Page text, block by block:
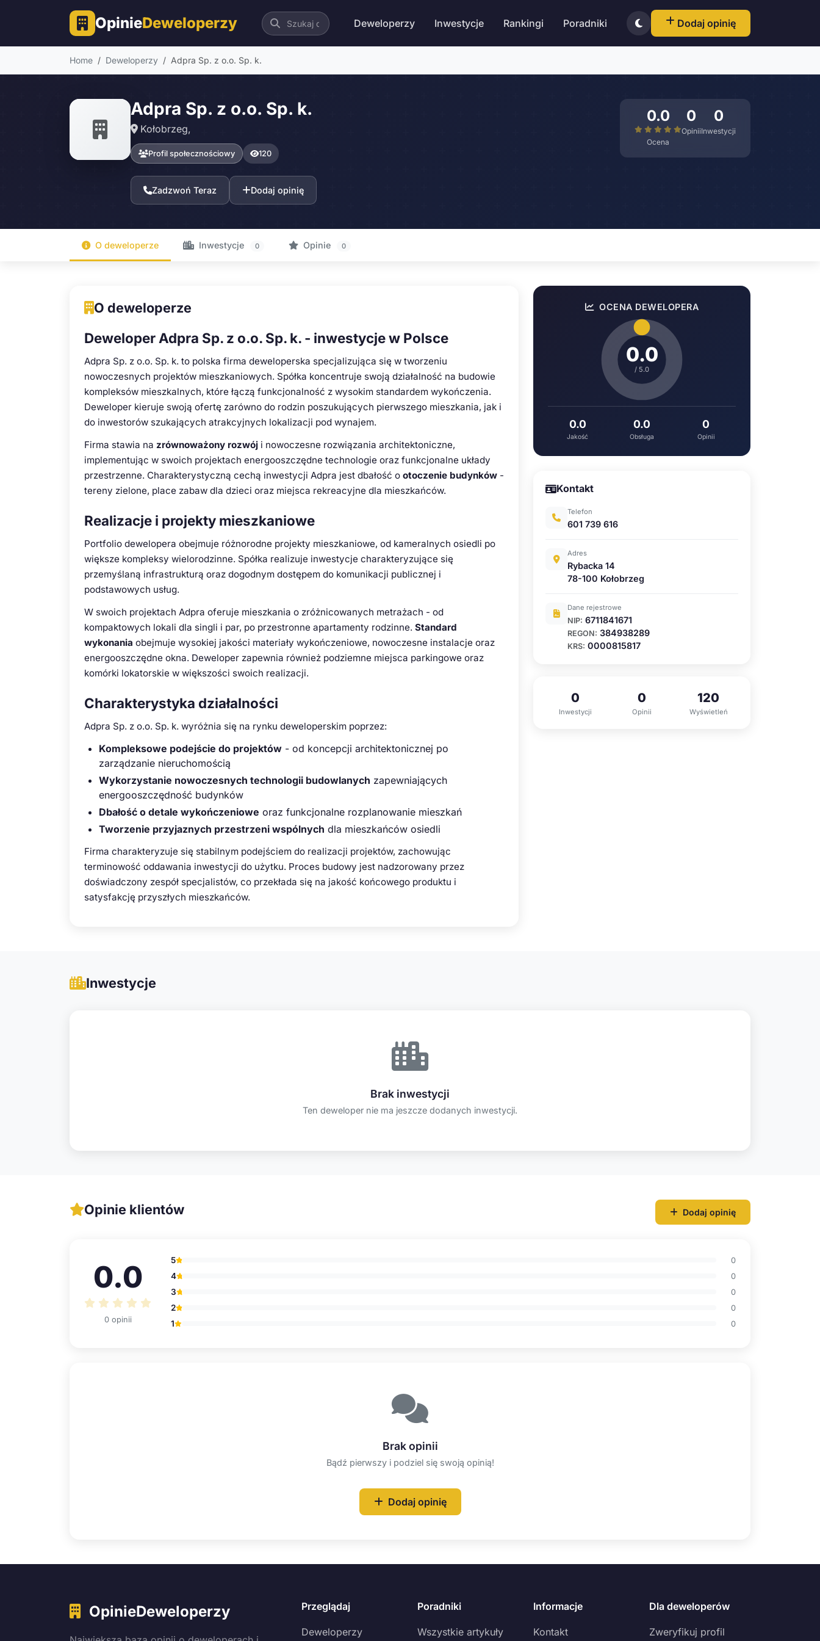
OpinieDeweloperzy Deweloperzy Inwestycje Rankingi Poradniki Dodaj opinię
Home Deweloperzy Adpra Sp. z o.o. Sp. k.
Adpra Sp. z o.o. Sp. k.
Kołobrzeg,
Profil społecznościowy 120
Zadzwoń Teraz Dodaj opinię
0.0
Ocena
0
Opinii
0
Inwestycji
O deweloperze Inwestycje 0 Opinie 0
O deweloperze
Deweloper Adpra Sp. z o.o. Sp. k. - inwestycje w Polsce
Adpra Sp. z o.o. Sp. k. to polska firma deweloperska specjalizująca się w tworzeniu
nowoczesnych projektów mieszkaniowych. Spółka koncentruje swoją działalność na budowie
kompleksów mieszkalnych, które łączą funkcjonalność z wysokim standardem wykończenia.
Deweloper kieruje swoją ofertę zarówno do rodzin poszukujących pierwszego mieszkania, jak i
do inwestorów szukających atrakcyjnych lokalizacji pod wynajem.
Firma stawia na zrównoważony rozwój i nowoczesne rozwiązania architektoniczne,
implementując w swoich projektach energooszczędne technologie oraz funkcjonalne układy
przestrzenne. Charakterystyczną cechą inwestycji Adpra jest dbałość o otoczenie budynków -
tereny zielone, place zabaw dla dzieci oraz miejsca rekreacyjne dla mieszkańców.
Realizacje i projekty mieszkaniowe
Portfolio dewelopera obejmuje różnorodne projekty mieszkaniowe, od kameralnych osiedli po
większe kompleksy wielorodzinne. Spółka realizuje inwestycje charakteryzujące się
przemyślaną infrastrukturą oraz dogodnym dostępem do komunikacji publicznej i
podstawowych usług.
W swoich projektach Adpra oferuje mieszkania o zróżnicowanych metrażach - od
kompaktowych lokali dla singli i par, po przestronne apartamenty rodzinne. Standard
wykonania obejmuje wysokiej jakości materiały wykończeniowe, nowoczesne instalacje oraz
energooszczędne okna. Deweloper zapewnia również podziemne miejsca parkingowe oraz
komórki lokatorskie w większości swoich realizacji.
Charakterystyka działalności
Adpra Sp. z o.o. Sp. k. wyróżnia się na rynku deweloperskim poprzez:
Kompleksowe podejście do projektów - od koncepcji architektonicznej po
zarządzanie nieruchomością
Wykorzystanie nowoczesnych technologii budowlanych zapewniających
energooszczędność budynków
Dbałość o detale wykończeniowe oraz funkcjonalne rozplanowanie mieszkań
Tworzenie przyjaznych przestrzeni wspólnych dla mieszkańców osiedli
Firma charakteryzuje się stabilnym podejściem do realizacji projektów, zachowując
terminowość oddawania inwestycji do użytku. Proces budowy jest nadzorowany przez
doświadczony zespół specjalistów, co przekłada się na jakość końcowego produktu i
satysfakcję przyszłych mieszkańców.
OCENA DEWELOPERA
0.0
/ 5.0
0.0
Jakość
0.0
Obsługa
0
Opinii
Kontakt
Telefon
601 739 616
Adres
Rybacka 14
78-100 Kołobrzeg
Dane rejestrowe
NIP: 6711841671
REGON: 384938289
KRS: 0000815817
0
Inwestycji
0
Opinii
120
Wyświetleń
Inwestycje
Brak inwestycji
Ten deweloper nie ma jeszcze dodanych inwestycji.
Opinie klientów Dodaj opinię
0.0
0 opinii
5 0
4 0
3 0
2 0
1 0
Brak opinii
Bądź pierwszy i podziel się swoją opinią!
Dodaj opinię
OpinieDeweloperzy Przeglądaj
Deweloperzy
Poradniki
Wszystkie artykuły
Informacje
Kontakt
Dla deweloperów
Zweryfikuj profil